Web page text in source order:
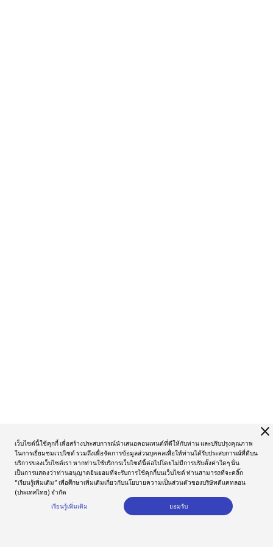
close
เว็บไซต์นี้ใช้คุกกี้ เพื่อสร้างประสบการณ์นำเสนอคอนเทนต์ที่ดีให้กับท่าน และปรับปรุงคุณภาพ
ในการเยี่ยมชมเวปไซต์ รวมถึงเพื่อจัดการข้อมูลส่วนบุคคลเพื่อให้ท่านได้รับประสบการณ์ที่ดีบน
บริการของเว็บไซต์เรา หากท่านใช้บริการเว็บไซต์นี้ต่อไปโดยไม่มีการปรับตั้งค่าใดๆ นั่น
เป็นการแสดงว่าท่านอนุญาตยินยอมที่จะรับการใช้คุกกี้บนเว็บไซต์ ท่านสามารถที่จะคลิ๊ก
“เรียนรู้เพิ่มเติม” เพื่อศึกษาเพิ่มเติมเกี่ยวกับนโยบายความเป็นส่วนตัวของบริษัทดีแคทลอน
(ประเทศไทย) จำกัด
เรียนรู้เพิ่มเติม
ยอมรับ